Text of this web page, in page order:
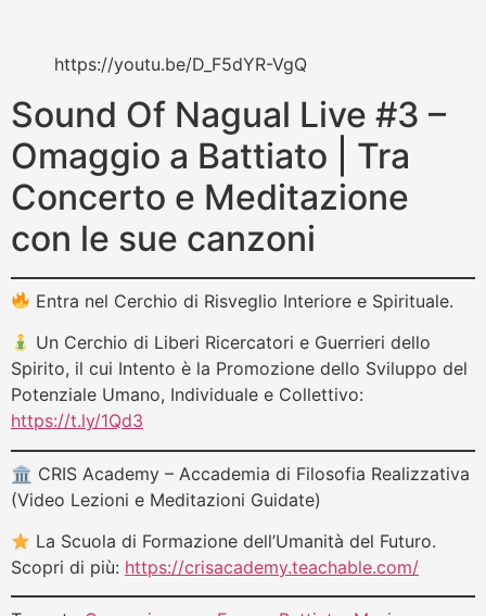
https://youtu.be/D_F5dYR-VgQ
Sound Of Nagual Live #3 –
Omaggio a Battiato | Tra
Concerto e Meditazione
con le sue canzoni
Entra nel Cerchio di Risveglio Interiore e Spirituale.
Un Cerchio di Liberi Ricercatori e Guerrieri dello
Spirito, il cui Intento è la Promozione dello Sviluppo del
Potenziale Umano, Individuale e Collettivo:
https://t.ly/1Qd3
🏛 CRIS Academy – Accademia di Filosofia Realizzativa
(Video Lezioni e Meditazioni Guidate)
La Scuola di Formazione dell’Umanità del Futuro.
Scopri di più: https://crisacademy.teachable.com/